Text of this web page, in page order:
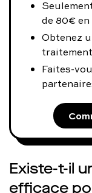
de 80€ en
Obtenez
Faites-
Existe-t-il
efficace